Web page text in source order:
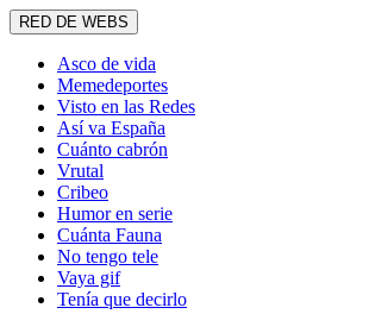
RED DE WEBS
Asco de vida
Memedeportes
Visto en las Redes
Así va España
Cuánto cabrón
Vrutal
Cribeo
Humor en serie
Cuánta Fauna
No tengo tele
Vaya gif
Tenía que decirlo